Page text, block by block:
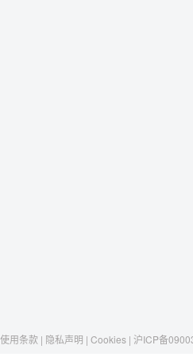
使用条款 | 隐私声明 | Cookies | 沪ICP备